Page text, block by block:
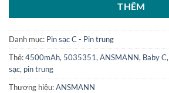
THÊM
Danh mục: Pin sạc C - Pin trung
Thẻ:4500mAh, 5035351,ANSMANN, Baby C,
sạc, pin trung
Thương hiệu:ANSMANN